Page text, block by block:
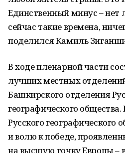
Единственный минус – нет
сейчас такие времена,
поделился Камиль
В ходе пленарной части
лучших местных
Башкирского отделения
географического
Русского географического
и волю к победе,
на высшую точку Европы –